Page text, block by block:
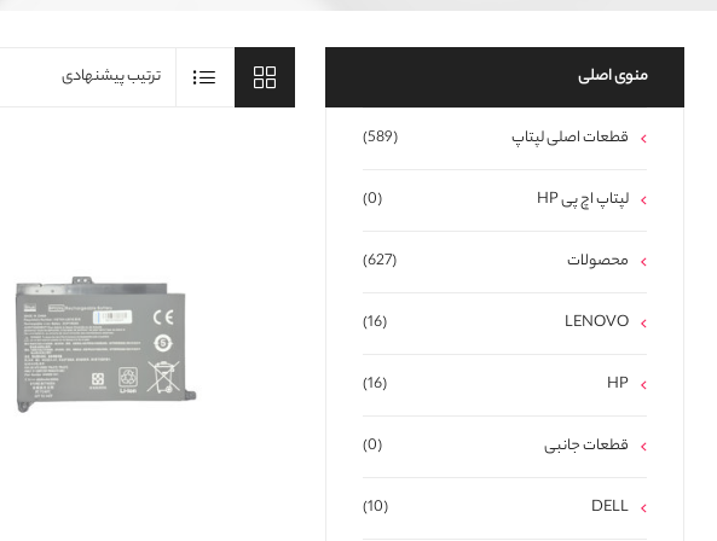
منوی اصلی
(589) قطعات اصلی لپتاپ
(0) لپتاپ اچ پی HP
(627) محصولات
(16) LENOVO
(16) HP
(0) قطعات جانبی
(10) DELL